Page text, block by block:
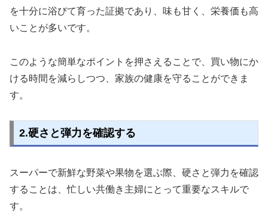
を十分に浴びて育った証拠であり、味も甘く、栄養価も高
いことが多いです。
このような簡単なポイントを押さえることで、買い物にか
ける時間を減らしつつ、家族の健康を守ることができま
す。
2.硬さと弾力を確認する
スーパーで新鮮な野菜や果物を選ぶ際、硬さと弾力を確認
することは、忙しい共働き主婦にとって重要なスキルで
す。